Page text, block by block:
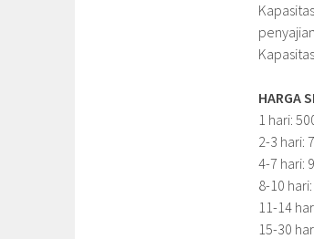
HARGA
1 hari:
2-3 hari:
4-7 hari:
8-10
11-14
15-30